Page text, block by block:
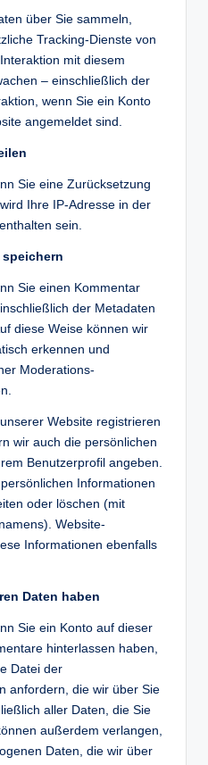
über Sie sammeln,
Tracking-Dienste von
mit diesem
– einschließlich der
wenn Sie ein Konto
angemeldet sind.
Sie eine Zurücksetzung
Ihre IP-Adresse in der
sein.
speichern
Sie einen Kommentar
der Metadaten
diese Weise können wir
erkennen und
Moderations-
Website registrieren
wir auch die persönlichen
Benutzerprofil angeben.
Informationen
oder löschen (mit
Website-
Informationen ebenfalls
Daten haben
Sie ein Konto auf dieser
hinterlassen haben,
Datei der
anfordern, die wir über Sie
aller Daten, die Sie
außerdem verlangen,
Daten, die wir über